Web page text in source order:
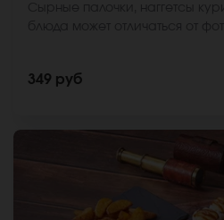
349 руб